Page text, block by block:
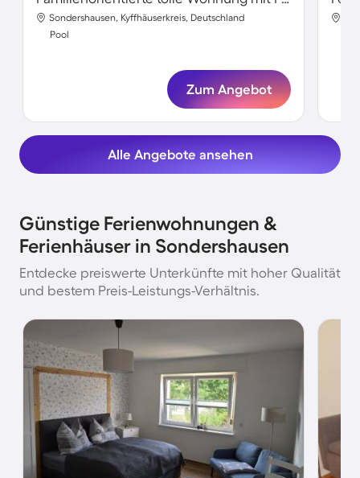
Sondershausen, Kyffhäuserkreis, Deutschland
Pool
Zum Angebot
Alle Angebote ansehen
Günstige Ferienwohnungen &
Ferienhäuser in Sondershausen
Entdecke preiswerte Unterkünfte mit hoher Qualität
und bestem Preis-Leistungs-Verhältnis.